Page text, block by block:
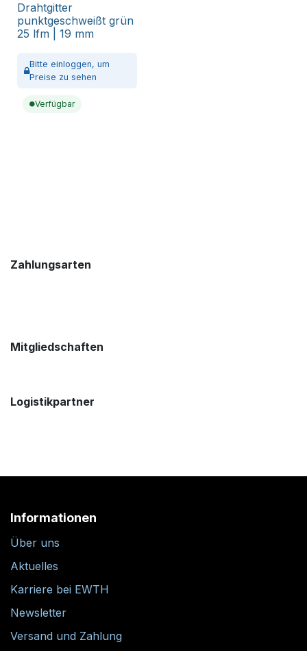
Drahtgitter
punktgeschweißt grün
25 lfm | 19 mm
Bitte einloggen, um
Preise zu sehen
Verfügbar
Zahlungsarten
Mitgliedschaften
Logistikpartner
Informationen
Über uns
Aktuelles
Karriere bei EWTH
Newsletter
Versand und Zahlung